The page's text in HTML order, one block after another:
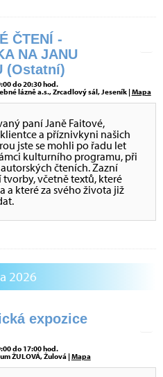
ČTENÍ -
NA JANU
(Ostatní)
do 20:30 hod.
lázně a.s., Zrcadlový sál, Jeseník |Mapa
paní Janě Faitové,
a příznivkyni našich
jste se mohli po řadu let
kulturního programu, při
čteních. Zazní
tvorby, včetně textů, které
a které za svého života již
2026
expozice
do 17:00 hod.
ŽULOVÁ, Žulová |Mapa